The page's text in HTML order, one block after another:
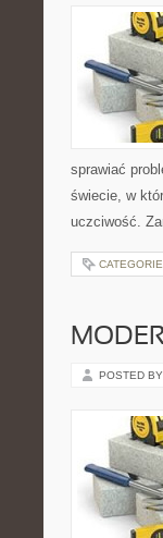
sprawiać
świecie, w
uczciwość.
POSTED